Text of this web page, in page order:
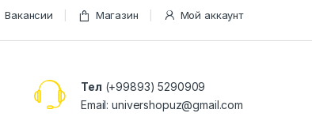
Вакансии Магазин Мой аккаунт
Тел (+99893) 5290909
Email: univershopuz@gmail.com